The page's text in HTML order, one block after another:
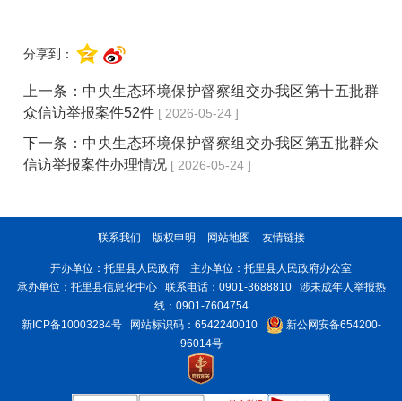
分享到：
上一条： 中央生态环境保护督察组交办我区第十五批群
众信访举报案件52件 [ 2026-05-24 ]
下一条： 中央生态环境保护督察组交办我区第五批群众
信访举报案件办理情况 [ 2026-05-24 ]
联系我们 版权申明 网站地图 友情链接
开办单位：托里县人民政府 主办单位：托里县人民政府办公室
承办单位：托里县信息化中心 联系电话：0901-3688810 涉未成年人举报热
线：0901-7604754
新ICP备10003284号网站标识码：6542240010
新公网安备654200-
96014号